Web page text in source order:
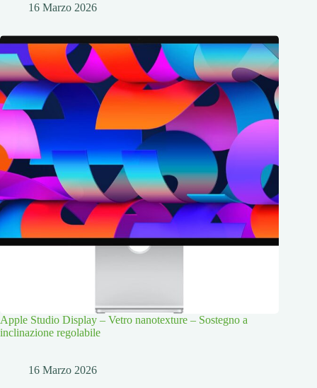
16 Marzo 2026
Apple Studio Display – Vetro nanotexture – Sostegno a
inclinazione regolabile
16 Marzo 2026